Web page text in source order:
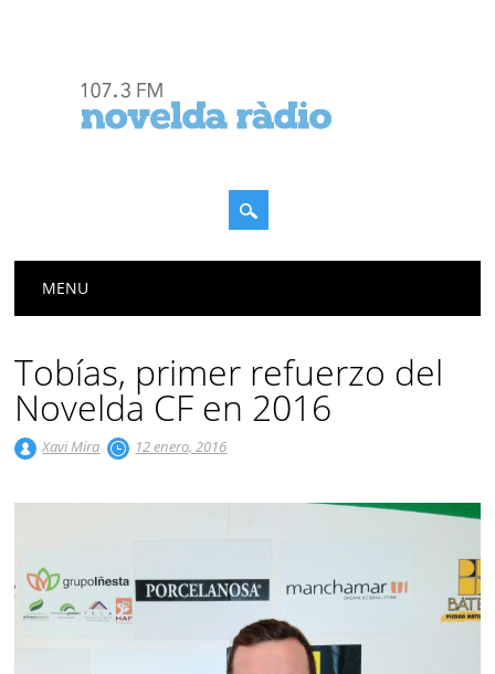
Menú principal
MENU
Tobías, primer refuerzo del
Novelda CF en 2016
Xavi Mira 12 enero, 2016